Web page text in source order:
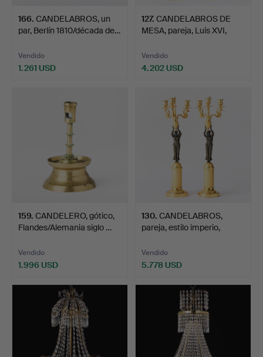
166. CANDELABROS, un
par, Berlín 1810/década de…
Vendido
1.261 USD
127. CANDELABROS DE
MESA, pareja, Luis XVI,
Vendido
4.202 USD
159. CANDELERO, gótico,
Flandes/Alemania siglo …
Vendido
1.996 USD
130. CANDELABROS,
pareja, estilo imperio,
Vendido
5.778 USD